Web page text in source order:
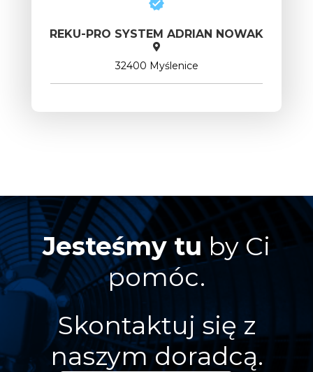
REKU-PRO SYSTEM ADRIAN NOWAK
32400 Myślenice
Jesteśmy tu by Ci
pomóc.
Skontaktuj się z
naszym doradcą.